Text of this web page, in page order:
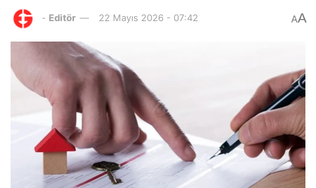
- Editör 22 Mayıs 2026 - 07:42 AA